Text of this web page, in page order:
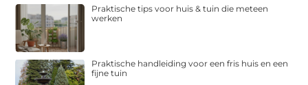
Praktische tips voor huis & tuin die meteen
werken
Praktische handleiding voor een fris huis en een
fijne tuin